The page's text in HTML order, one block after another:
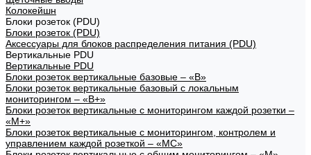
Колокейшн
Блоки розеток (PDU)
Блоки розеток (PDU)
Аксессуары для блоков распределения питания (PDU)
Вертикальные PDU
Вертикальные PDU
Блоки розеток вертикальные базовые – «В»
Блоки розеток вертикальные базовый с локальным
мониторингом – «В+»
Блоки розеток вертикальные с мониторингом каждой розетки –
«М+»
Блоки розеток вертикальные с мониторингом, контролем и
управлением каждой розеткой – «МС»